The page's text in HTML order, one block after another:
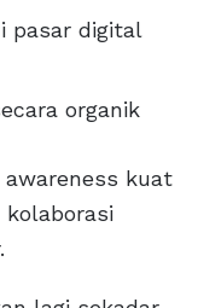
pasar digital
organik
kuat